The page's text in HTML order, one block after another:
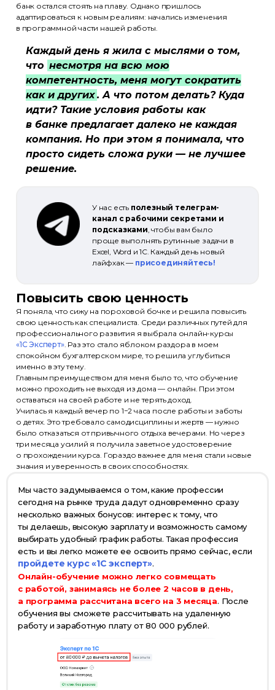
банк остался стоять на плаву. Однако пришлось
адаптироваться к новым реалиям: начались изменения
в программной части нашей работы.
Каждый день я жила с мыслями о том,
что несмотря на всю мою
компетентность, меня могут сократить
как и других. А что потом делать? Куда
идти? Такие условия работы как
в банке предлагает далеко не каждая
компания. Но при этом я понимала, что
просто сидеть сложа руки — не лучшее
решение.
У нас есть полезный телеграм-
канал с рабочими секретами и
подсказками, чтобы вам было
проще выполнять рутинные задачи в
Excel, Word и 1С. Каждый день новый
лайфхак — присоединяйтесь!
Повысить свою ценность
Я поняла, что сижу на пороховой бочке и решила повысить
свою ценность как специалиста. Среди различных путей для
профессионального развития я выбрала онлайн-курсы
«1С Эксперт». Раз это стало яблоком раздора в моем
спокойном бухгалтерском мире, то решила углубиться
именно в эту тему.
Главным преимуществом для меня было то, что обучение
можно проходить не выходя из дома — онлайн. При этом
оставаться на своей работе и не терять доход.
Училась я каждый вечер по 1−2 часа после работы и заботы
о детях. Это требовало самодисциплины и жертв — нужно
было отказаться от привычного отдыха вечерами. Но через
три месяца усилий я получила заветное удостоверение
о прохождении курса. Гораздо важнее для меня стали новые
знания и уверенность в своих способностях.
Мы часто задумываемся о том, какие профессии
сегодня на рынке труда дадут одновременно сразу
несколько важных бонусов: интерес к тому, что
ты делаешь, высокую зарплату и возможность самому
выбирать удобный график работы. Такая профессия
есть и вы легко можете ее освоить прямо сейчас, если
пройдете курс «1С эксперт».
Онлайн-обучение можно легко совмещать
с работой, занимаясь не более 2 часов в день,
а программа рассчитана всего на 3 месяца. После
обучения вы сможете рассчитывать на удаленную
работу и заработную плату от 80 000 рублей.